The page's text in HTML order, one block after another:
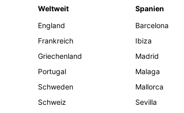
Weltweit
England
Frankreich
Griechenland
Portugal
Schweden
Schweiz
Spanien
Barcelona
Ibiza
Madrid
Malaga
Mallorca
Sevilla